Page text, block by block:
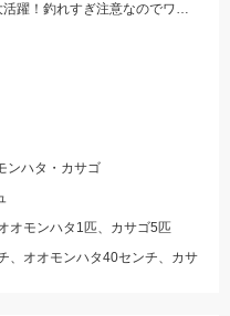
バス用ワームのカバークローグランデが大活躍！釣れすぎ注意なのでワームは沢山用意してくださいネ
ンハタ・カサゴ
オモンハタ1匹、カサゴ5匹
、オオモンハタ40センチ、カサ